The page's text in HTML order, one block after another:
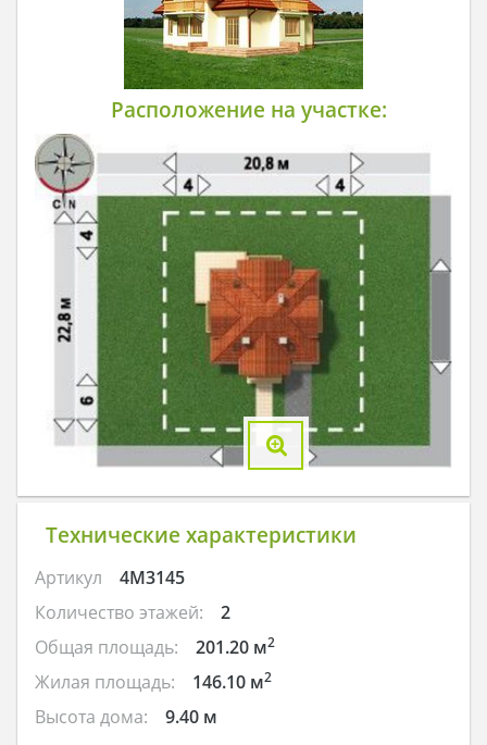
Расположение на участке:
Технические характеристики
Артикул
4M3145
Количество этажей:
2
Общая площадь:
201.20 м2
Жилая площадь: 146.10 м2
Высота дома:
9.40 м